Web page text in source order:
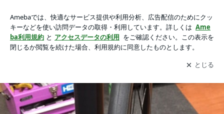
みました。の画像 8枚中4枚目
2017 GIANT TCR ADVANCED PRO 1の通常モデルの方を組みました。